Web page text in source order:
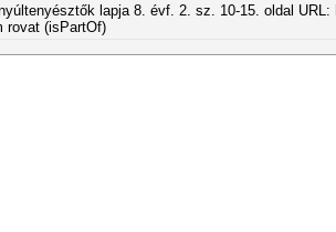
lapja 8. évf. 2. sz. 10-15. oldal URL:
rovat (isPartOf)